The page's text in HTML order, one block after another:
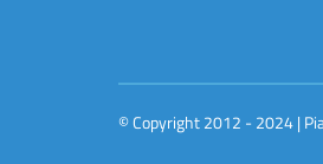
© Copyright 2012 - 2024 |